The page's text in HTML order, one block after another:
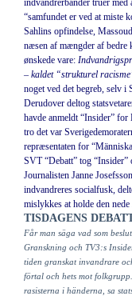
indvandrerbander truer
“samfundet er ved at miste
Sahlins opfindelse, Massoud
næsen af mængder af bedre
ønskede vare:
– kaldet “strukturel
noget ved det begreb, selv i
Derudover deltog
havde anmeldt “Insider”
tro det var
repræsentaten for
SVT “Debatt” tog
Journalisten Janne
indvandreres socialfusk,
mislykkes at holde den nede
TISDAGENS
Får man säga vad som
Granskning och TV3:s
tiden granskat invandrare
förtal och hets mot
rasisterna i händerna, sa